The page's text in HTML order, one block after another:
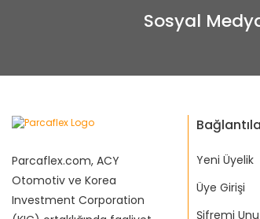
Sosyal
Parcaflex.com, ACY
Otomotiv ve Korea
Investment Corporation
Yeni Üyelik
Üye Girişi
Şifremi